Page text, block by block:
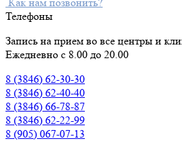
Телефоны
Запись на прием во все центры и
Ежедневно с 8.00 до 20.00
8 (3846) 62-30-30
8 (3846) 62-40-40
8 (3846) 66-78-87
8 (3846) 62-22-99
8 (905) 067-07-13